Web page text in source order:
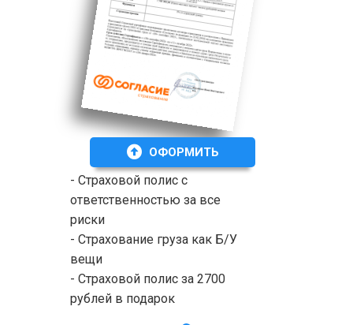
- Страховой полис с
ответственностью за все
риски
- Страхование груза как Б/У
вещи
- Страховой полис за 2700
рублей в подарок
ОФОРМИТЬ